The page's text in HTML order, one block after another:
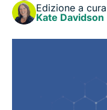
Sfide e futuro delle
Edizione a
Kate Davidson